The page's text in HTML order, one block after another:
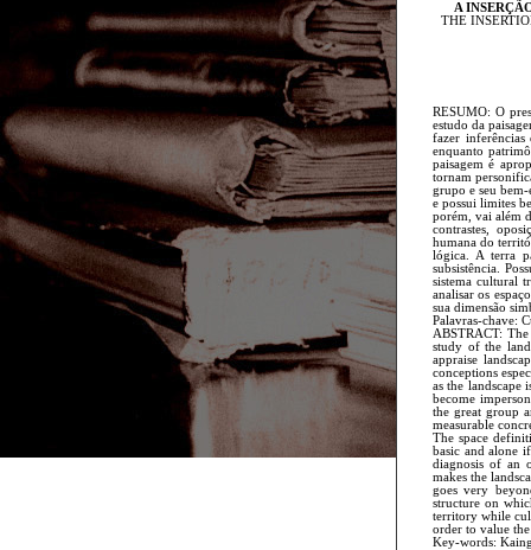
A
THE
RESUMO: O
estudo da
fazer inferências
enquanto
paisagem é
tornam
grupo e seu bem-
e possui limites
porém, vai além
contrastes,
humana do
lógica. A terra
subsistência.
sistema cultural
analisar os
sua dimensão
Palavras-chave:
ABSTRACT:
study of the
appraise
conceptions
as the landscape
become
the great group
measurable
The space
basic and alone
diagnosis of an
makes the
goes very
structure on
territory while
order to value
Key-words: